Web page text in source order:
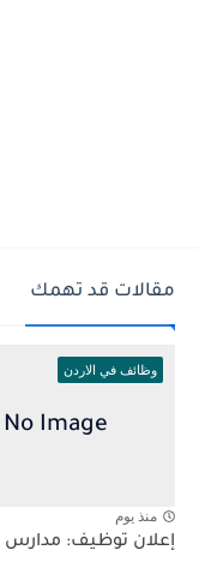
مقالات قد تهمك
وظائف في الاردن
منذ يوم